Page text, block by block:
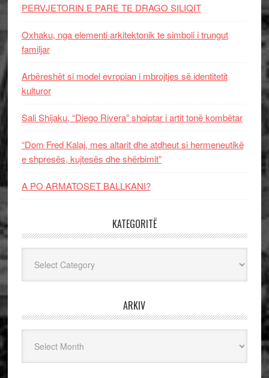
PERVJETORIN E PARE TE DRAGO SILIQIT
Oxhaku, nga elementi arkitektonik te simboli i trungut
familjar
Arbëreshët si model evropian i mbrojtjes së identitetit
kulturor
Sali Shijaku, “Diego Rivera” shqiptar i artit tonë kombëtar
“Dom Fred Kalaj, mes altarit dhe atdheut si hermeneutikë
e shpresës, kujtesës dhe shërbimit”
A PO ARMATOSET BALLKANI?
KATEGORITË
ARKIV